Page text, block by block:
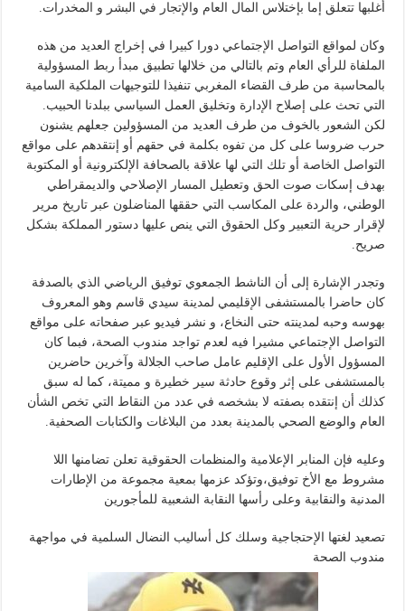
أغلبها تتعلق إما بإختلاس المال العام والإتجار في البشر و المخدرات.
وكان لمواقع التواصل الإجتماعي دورا كبيرا في إخراج العديد من هذه
الملفاة للرأي العام وتم بالتالي من خلالها تطبيق مبدأ ربط المسؤولية
بالمحاسبة من طرف القضاء المغربي تنفيذا للتوجيهات الملكية السامية
التي تحث على إصلاح الإدارة وتخليق العمل السياسي ببلدنا الحبيب.
لكن الشعور بالخوف من طرف العديد من المسؤولين جعلهم يشنون
حرب ضروسا على كل من تفوه بكلمة في حقهم أو إنتقدهم على مواقع
التواصل الخاصة أو تلك التي لها علاقة بالصحافة الإلكترونية أو المكتوبة
بهدف إسكات صوت الحق وتعطيل المسار الإصلاحي والديمقراطي
الوطني، والردة على المكاسب التي حققها المناضلون عبر تاريخ مرير
لإقرار حرية التعبير وكل الحقوق التي ينص عليها دستور المملكة بشكل
صريح.
وتجدر الإشارة إلى أن الناشط الجمعوي توفيق الرياضي الذي بالصدفة
كان حاضرا بالمستشفى الإقليمي لمدينة سيدي قاسم وهو المعروف
بهوسه وحبه لمدينته حتى النخاع، و نشر فيديو عبر صفحاته على مواقع
التواصل الإجتماعي مشيرا فيه لعدم تواجد مندوب الصحة، فبما كان
المسؤول الأول على الإقليم عامل صاحب الجلالة وآخرين حاضرين
بالمستشفى على إثر وقوع حادثة سير خطيرة و مميتة، كما له سبق
كذلك أن إنتقده بصفته لا بشخصه في عدد من النقاط التي تخص الشأن
العام والوضع الصحي بالمدينة بعدد من البلاغات والكتابات الصحفية.
وعليه فإن المنابر الإعلامية والمنظمات الحقوقية تعلن تضامنها اللا
مشروط مع الأخ توفيق،وتؤكد عزمها بمعية مجموعة من الإطارات
المدنية والنقابية وعلى رأسها النقابة الشعبية للمأجورين
تصعيد لغتها الإحتجاجية وسلك كل أساليب النضال السلمية في مواجهة
مندوب الصحة